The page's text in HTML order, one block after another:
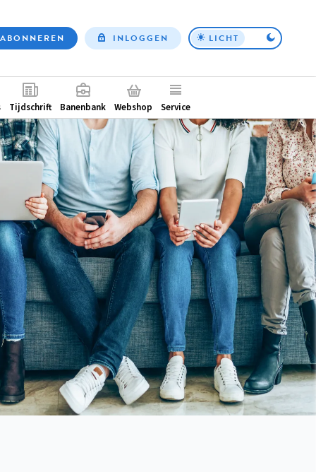
Top
ABONNEREN INLOGGEN LICHT
Tijdschrift Banenbank Webshop Service